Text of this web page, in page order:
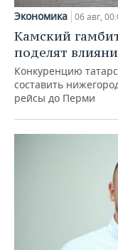
Экономика 06 авг,
Камский
поделят
Конкуренцию
составить
рейсы до Перми